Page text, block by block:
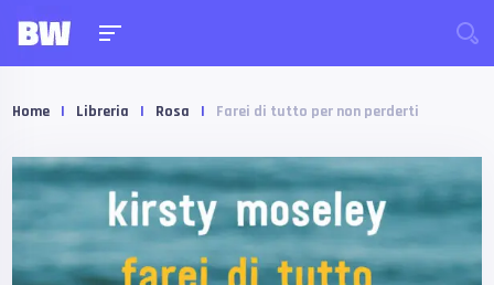
Home | Libreria | Rosa | Farei di tutto per non perderti